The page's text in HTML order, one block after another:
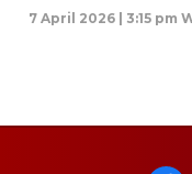
7 April 2026 | 3:15 pm